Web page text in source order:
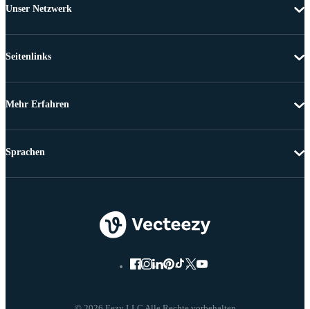
Unser Netzwerk
Seitenlinks
Mehr Erfahren
Sprachen